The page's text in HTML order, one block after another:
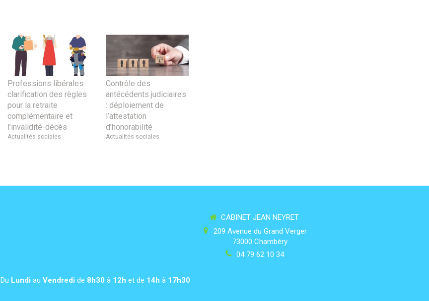
Professions libérales :
clarification des règles
pour la retraite
complémentaire et
l’invalidité-décès
Actualités sociales
Contrôle des
antécédents judiciaires
: déploiement de
l’attestation
d’honorabilité
Actualités sociales
CABINET JEAN NEYRET
209 Avenue du Grand Verger
73000 Chambéry
04 79 62 10 34
Du Lundi au Vendredi de 8h30 à 12h et de 14h à 17h30